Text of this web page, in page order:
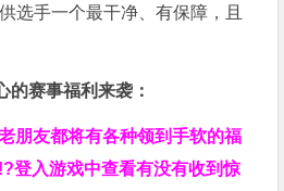
选手一个最干净、有保障，且
赛事福利来袭：
朋友都将有各种领到手软的福
登入游戏中查看有没有收到惊